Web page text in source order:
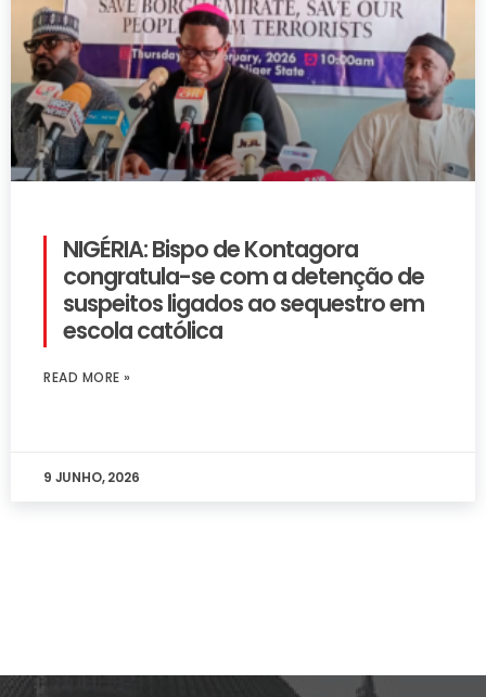
NIGÉRIA: Bispo de Kontagora
congratula-se com a detenção de
suspeitos ligados ao sequestro em
escola católica
READ MORE »
9 JUNHO, 2026